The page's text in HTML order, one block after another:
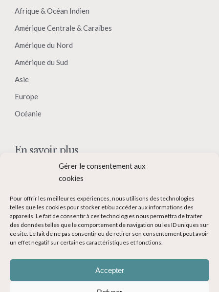
Gérer le consentement aux
cookies
Pour offrir les meilleures expériences, nous utilisons des technologies
telles que les cookies pour stocker et/ou accéder aux informations des
appareils. Le fait de consentir à ces technologies nous permettra de traiter
des données telles que le comportement de navigation ou les ID uniques sur
ce site. Le fait de ne pas consentir ou de retirer son consentement peut avoir
un effet négatif sur certaines caractéristiques et fonctions.
Accepter
Afrique & Océan Indien
Amérique Centrale & Caraïbes
Amérique du Nord
Amérique du Sud
Asie
Europe
Océanie
En savoir plus
Contact
Devenir Blogueur voyage
Ma Bucket List